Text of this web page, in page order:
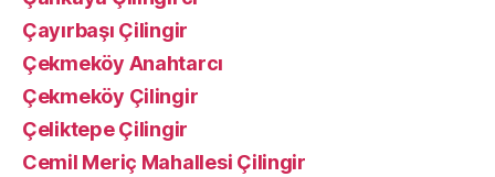
Çayırbaşı Çilingir
Çekmeköy Anahtarcı
Çekmeköy Çilingir
Çeliktepe Çilingir
Cemil Meriç Mahallesi Çilingir